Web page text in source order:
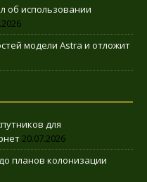
об использовании
модели Astra и отложит
для
20.07.2026
планов колонизации